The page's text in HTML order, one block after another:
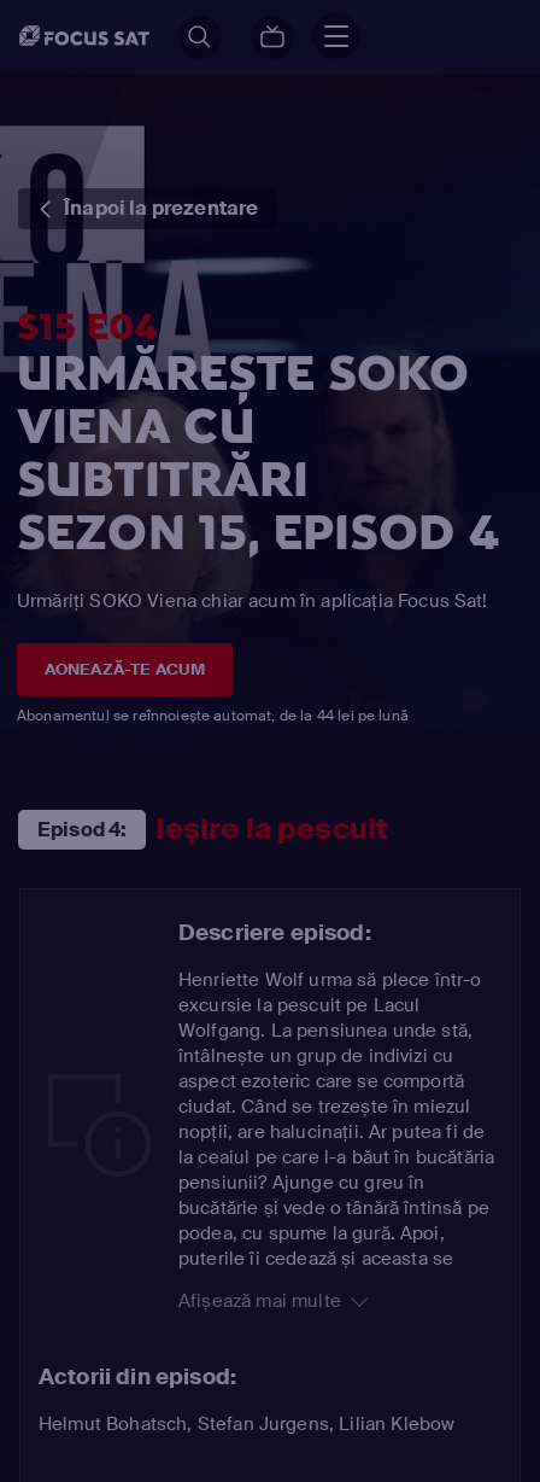
Înapoi la prezentare
S15 E04
URMĂREȘTE SOKO
VIENA CU
SUBTITRĂRI
SEZON 15, EPISOD 4
Urmăriți SOKO Viena chiar acum în aplicația Focus Sat!
AONEAZĂ-TE ACUM
Abonamentul se reînnoiește automat, de la 44 lei pe lună
Episod 4: Ieșire la pescuit
Descriere episod:
Henriette Wolf urma să plece într-o
excursie la pescuit pe Lacul
Wolfgang. La pensiunea unde stă,
întâlnește un grup de indivizi cu
aspect ezoteric care se comportă
ciudat. Când se trezește în miezul
nopții, are halucinații. Ar putea fi de
la ceaiul pe care l-a băut în bucătăria
pensiunii? Ajunge cu greu în
bucătărie și vede o tânără întinsă pe
podea, cu spume la gură. Apoi,
puterile îi cedează și aceasta se
de Investigații din Viena îl întâlnește
cu o zi înainte. Se spune că Anna
părăsise deja pensiunea. Conform
Afișează mai multe
Actorii din episod:
Helmut Bohatsch, Stefan Jurgens, Lilian Klebow